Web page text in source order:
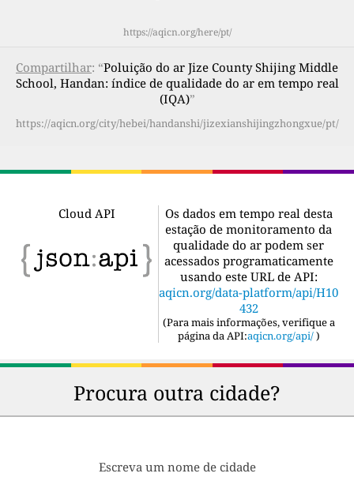
https://aqicn.org/here/pt/
Compartilhar: “Poluição do ar Jize County Shijing Middle
School, Handan: índice de qualidade do ar em tempo real
(IQA)”
https://aqicn.org/city/hebei/handanshi/jizexianshijingzhongxue/pt/
Cloud API
Os dados em tempo real desta
estação de monitoramento da
qualidade do ar podem ser
acessados programaticamente
usando este URL de API:
aqicn.org/data-platform/api/H10
432
(Para mais informações, verifique a
página da API:aqicn.org/api/ )
Procura outra cidade?
Escreva um nome de cidade